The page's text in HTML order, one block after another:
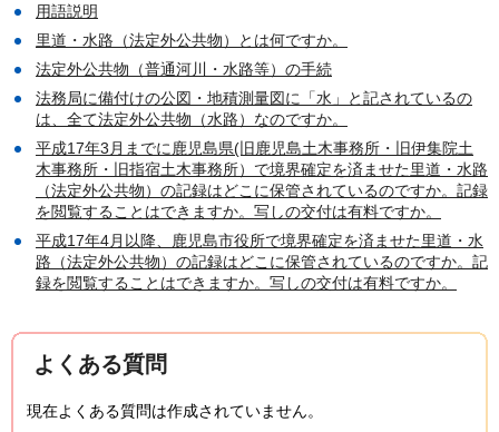
用語説明
里道・水路（法定外公共物）とは何ですか。
法定外公共物（普通河川・水路等）の手続
法務局に備付けの公図・地積測量図に「水」と記されているの
は、全て法定外公共物（水路）なのですか。
平成17年3月までに鹿児島県(旧鹿児島土木事務所・旧伊集院土
木事務所・旧指宿土木事務所）で境界確定を済ませた里道・水路
（法定外公共物）の記録はどこに保管されているのですか。記録
を閲覧することはできますか。写しの交付は有料ですか。
平成17年4月以降、鹿児島市役所で境界確定を済ませた里道・水
路（法定外公共物）の記録はどこに保管されているのですか。記
録を閲覧することはできますか。写しの交付は有料ですか。
よくある質問
現在よくある質問は作成されていません。